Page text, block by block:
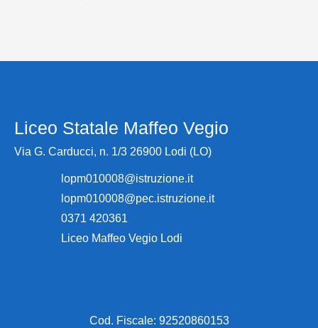
Liceo Statale Maffeo Vegio
Via G. Carducci, n. 1/3 26900 Lodi (LO)
lopm010008@istruzione.it
lopm010008@pec.istruzione.it
0371 420361
Liceo Maffeo Vegio Lodi
Cod. Fiscale: 92520860153